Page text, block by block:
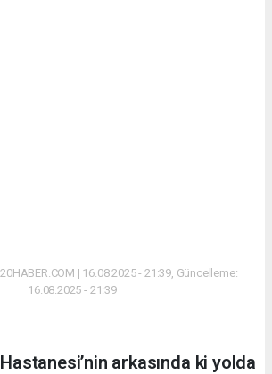
| 16.08.2025 - 21:39, Güncelleme:
16.08.2025 - 21:39
arkasında ki yolda